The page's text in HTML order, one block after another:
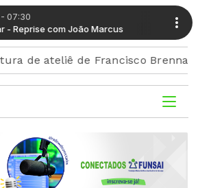
07:30
- Reprise com João Marcus Mistura
de Francisco Brennand